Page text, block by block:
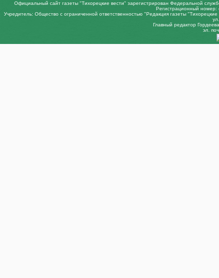
Официальный сайт газеты "Тихорецкие вести" зарегистрирован Федеральной
Регистрационный
Учредитель: Общество с ограниченной ответственностью "Редакция газеты
Главный редактор
эл.